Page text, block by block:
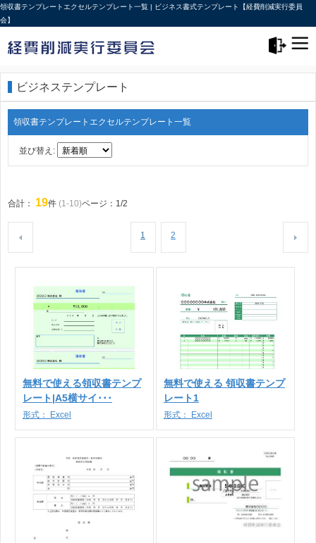
領収書テンプレートエクセルテンプレート一覧 | ビジネス書式テンプレート【経費削減実行委員
会】
ビジネステンプレート
領収書テンプレートエクセルテンプレート一覧
並び替え:
合計： 19件 (1-10)ページ：1/2
1 2
無料で使える領収書テンプ
レート|A5横サイ･･･
形式： Excel
無料で使える 領収書テンプ
レート1
形式： Excel